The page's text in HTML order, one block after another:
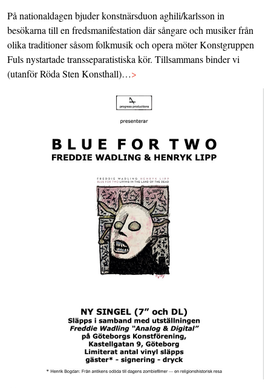
På nationaldagen bjuder konstnärsduon aghili/karlsson in
besökarna till en fredsmanifestation där sångare och musiker från
olika traditioner såsom folkmusik och opera möter Konstgruppen
Fuls nystartade transseparatistiska kör. Tillsammans binder vi
(utanför Röda Sten Konsthall)…>